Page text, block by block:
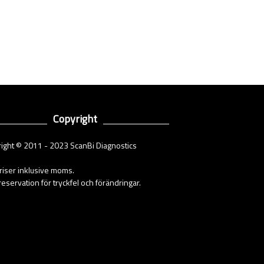
Copyright
© 2011 - 2023 ScanBi Diagnostics
inklusive moms.
för tryckfel och förändringar.